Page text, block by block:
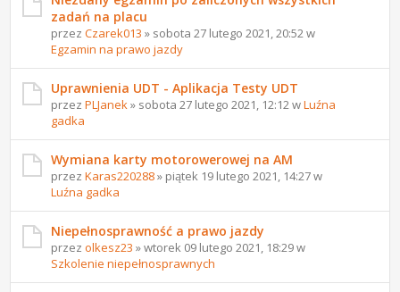
zadań na placu
przezCzarek013 » sobota 27 lutego 2021, 20:52 w
Egzamin na prawo jazdy
Uprawnienia UDT - Aplikacja Testy UDT
przezPLJanek » sobota 27 lutego 2021, 12:12 wLuźna
gadka
Wymiana karty motorowerowej na AM
przezKaras220288» piątek 19 lutego 2021, 14:27 w
Luźna gadka
Niepełnosprawność a prawo jazdy
przezolkesz23 » wtorek 09 lutego 2021, 18:29 w
Szkolenie niepełnosprawnych